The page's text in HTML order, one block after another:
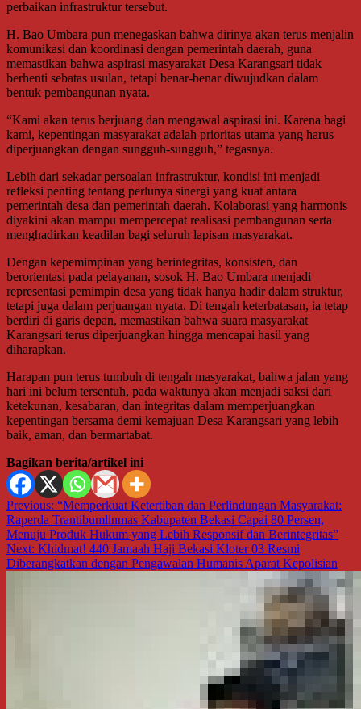
perbaikan infrastruktur tersebut.
H. Bao Umbara pun menegaskan bahwa dirinya akan terus menjalin
komunikasi dan koordinasi dengan pemerintah daerah, guna
memastikan bahwa aspirasi masyarakat Desa Karangsari tidak
berhenti sebatas usulan, tetapi benar-benar diwujudkan dalam
bentuk pembangunan nyata.
“Kami akan terus berjuang dan mengawal aspirasi ini. Karena bagi
kami, kepentingan masyarakat adalah prioritas utama yang harus
diperjuangkan dengan sungguh-sungguh,” tegasnya.
Lebih dari sekadar persoalan infrastruktur, kondisi ini menjadi
refleksi penting tentang perlunya sinergi yang kuat antara
pemerintah desa dan pemerintah daerah. Kolaborasi yang harmonis
diyakini akan mampu mempercepat realisasi pembangunan serta
menghadirkan keadilan bagi seluruh lapisan masyarakat.
Dengan kepemimpinan yang berintegritas, konsisten, dan
berorientasi pada pelayanan, sosok H. Bao Umbara menjadi
representasi pemimpin desa yang tidak hanya hadir dalam struktur,
tetapi juga dalam perjuangan nyata. Di tengah keterbatasan, ia tetap
berdiri di garis depan, memastikan bahwa suara masyarakat
Karangsari terus diperjuangkan hingga mencapai hasil yang
diharapkan.
Harapan pun terus tumbuh di tengah masyarakat, bahwa jalan yang
hari ini belum tersentuh, pada waktunya akan menjadi saksi dari
ketekunan, kesabaran, dan integritas dalam memperjuangkan
kepentingan bersama demi kemajuan Desa Karangsari yang lebih
baik, aman, dan bermartabat.
Bagikan berita/artikel ini
Navigasi
pos
Previous: “Memperkuat Ketertiban dan Perlindungan Masyarakat:
Raperda Trantibumlinmas Kabupaten Bekasi Capai 80 Persen,
Menuju Produk Hukum yang Lebih Responsif dan Berintegritas”
Next: Khidmat! 440 Jamaah Haji Bekasi Kloter 03 Resmi
Diberangkatkan dengan Pengawalan Humanis Aparat Kepolisian